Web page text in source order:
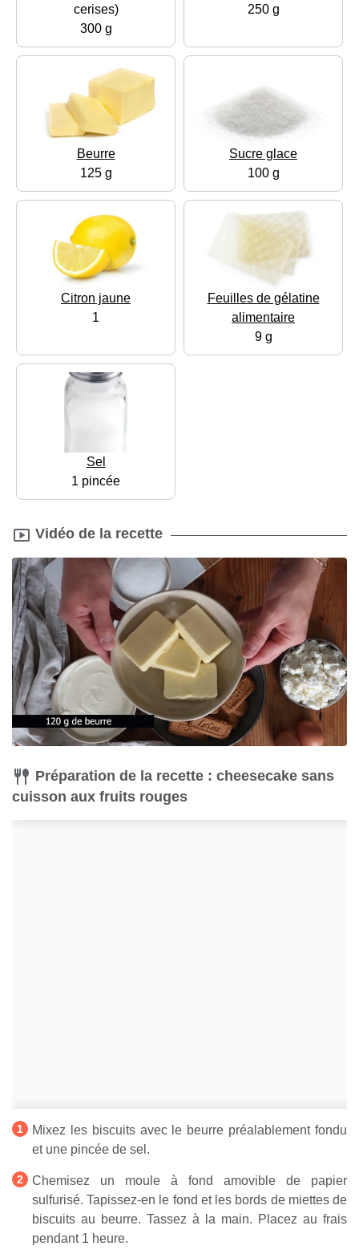
cerises)
300 g
250 g
Beurre
125 g
Sucre glace
100 g
Citron jaune
1
Feuilles de gélatine
alimentaire
9 g
Sel
1 pincée
Vidéo de la recette
Préparation de la recette : cheesecake sans
cuisson aux fruits rouges
Mixez les biscuits avec le beurre préalablement fondu
et une pincée de sel.
Chemisez un moule à fond amovible de papier
sulfurisé. Tapissez-en le fond et les bords de miettes de
biscuits au beurre. Tassez à la main. Placez au frais
pendant 1 heure.